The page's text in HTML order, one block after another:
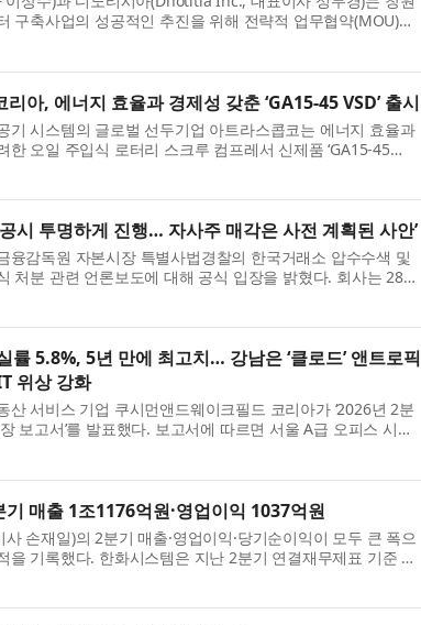
구축사업의 성공적인 추진을 위해 전략적 업무협약(MOU)을
이번 협약은 방위산업 분야의 인공지능(AI) 활용 확대와 데이
아, 에너지 효율과 경제성 갖춘 ‘GA15-45 VSD’ 출시
기 시스템의 글로벌 선두기업 아트라스콥코는 에너지 효율과
한 오일 주입식 로터리 스크루 컴프레서 신제품 ‘GA15-45
했다고 밝혔다. 신제품은 VSD의 에너지 절감 이점을 유지하면
시 투명하게 진행… 자사주 매각은 사전 계획된 사안’
융감독원 자본시장 특별사법경찰의 한국거래소 압수수색 및
처분 관련 언론보도에 대해 공식 입장을 밝혔다. 회사는 28일
북미 OEM 고객사와의 하이니켈 양극재 공급계약 관련 감
률 5.8%, 5년 만에 최고치… 강남은 ‘클로드’ 앤트로픽
위상 강화
산 서비스 기업 쿠시먼앤드웨이크필드 코리아가 ‘2026년 2분
보고서’를 발표했다. 보고서에 따르면 서울 A급 오피스 시장
분기 대비 1.8%p 상승한 5.8%를 기록했다. 이는 2021년 3분
매출 1조1176억원·영업이익 1037억원
손재일)의 2분기 매출·영업이익·당기순이익이 모두 큰 폭으
을 기록했다. 한화시스템은 지난 2분기 연결재무제표 기준 매
업이익 1037억원을 기록해 전년 동기 대비 각각 45%, 219%